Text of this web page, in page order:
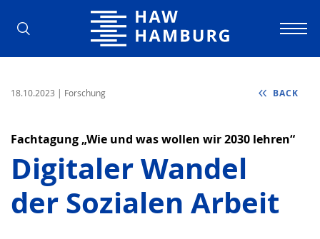
Hamburg University of Applied
18.10.2023 | Forschung BACK
Fachtagung „Wie und was wollen wir 2030 lehren“
Digitaler Wandel
der Sozialen Arbeit